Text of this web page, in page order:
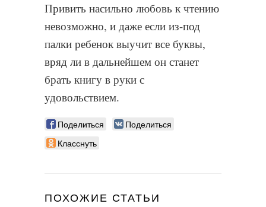
Привить насильно любовь к чтению
невозможно, и даже если из-под
палки ребенок выучит все буквы,
вряд ли в дальнейшем он станет
брать книгу в руки с
удовольствием.
Поделиться
Поделиться
Класснуть
ПОХОЖИЕ СТАТЬИ